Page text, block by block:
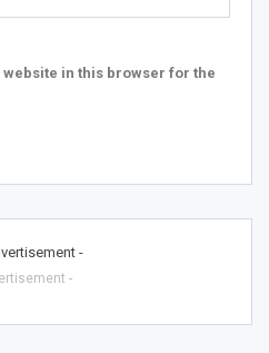
in this browser for the
-